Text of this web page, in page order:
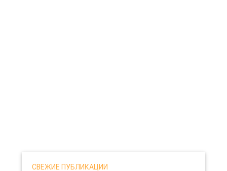
СВЕЖИЕ ПУБЛИКАЦИИ